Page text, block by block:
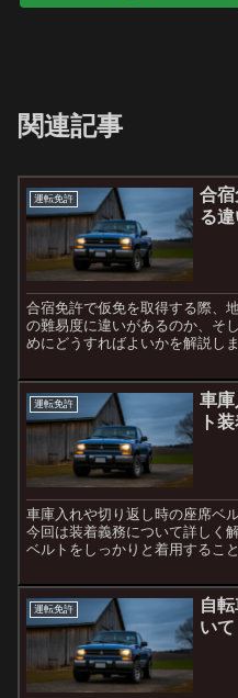
関連記事
運転免許
合
る
合宿免許で仮免を取得する際、
の難易度に違いがあるのか、そ
めにどうすればよいかを解説し
こ...
運転免許
車
ト
車庫入れや切り返し時の座席ベ
今回は装着義務について詳しく
ベルトをしっかりと着用するこ
深...
運転免許
自
いて